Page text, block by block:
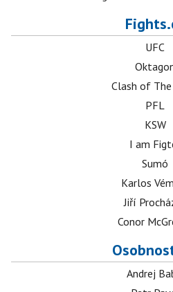
UFC
Clash of
PFL
KSW
I am
Sumó
Karlos
Jiří
Conor
Andrej